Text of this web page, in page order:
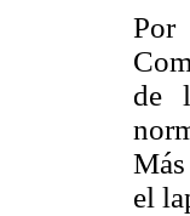
Por
de
el